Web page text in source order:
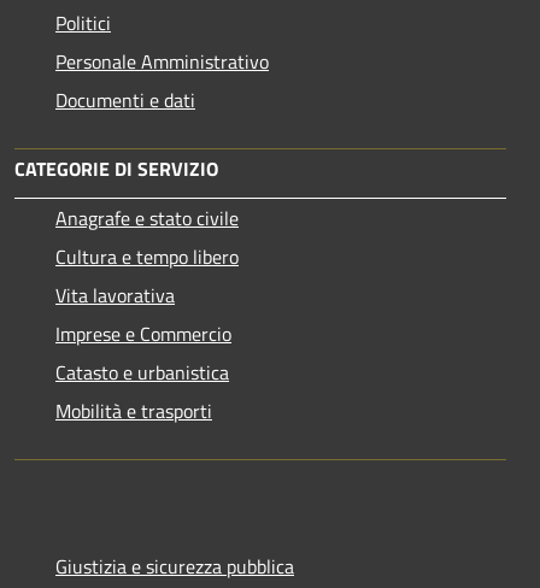
Politici
Personale Amministrativo
Documenti e dati
CATEGORIE DI SERVIZIO
Anagrafe e stato civile
Cultura e tempo libero
Vita lavorativa
Imprese e Commercio
Catasto e urbanistica
Mobilità e trasporti
Giustizia e sicurezza pubblica